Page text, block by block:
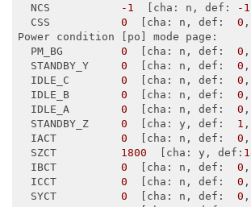
  NCS
-1
  [cha: n,
def : -1
  CSS
0
  [cha: n,
def : 0 ,
Power condition [po] mode page:
  PM_BG
0
  [cha: n,
def : 0 ,
  STANDBY_Y
0
  [cha: n,
def : 0 ,
  IDLE_C
0
  [cha: n,
def : 0 ,
  IDLE_B
0
  [cha: n,
def : 0 ,
  IDLE_A
0
  [cha: n,
def : 0 ,
  STANDBY_Z
0
  [cha: y,
def : 1 ,
  IACT
0
  [cha: n,
def : 0 ,
  SZCT
1800
  [cha: y,
def :
  IBCT
0
  [cha: n,
def : 0 ,
  ICCT
0
  [cha: n,
def : 0 ,
  SYCT
0
  [cha: n,
def : 0 ,